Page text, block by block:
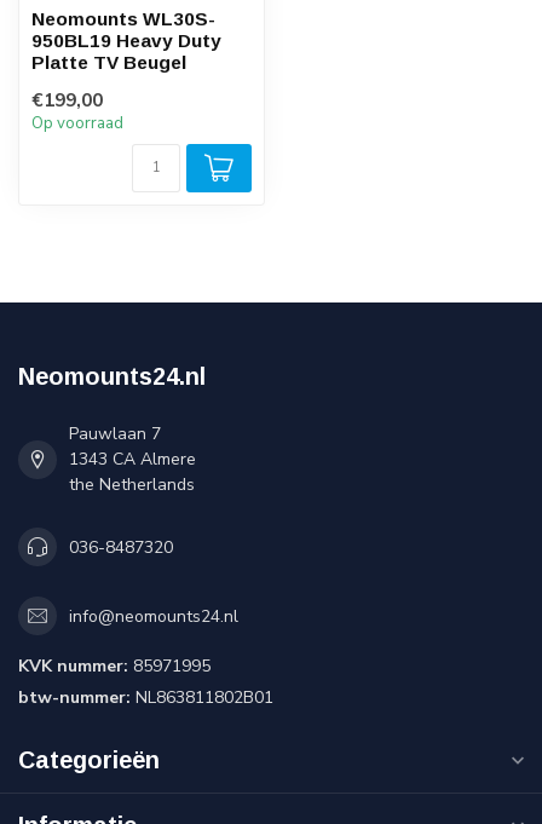
Neomounts WL30S-
950BL19 Heavy Duty
Platte TV Beugel
€199,00
Op voorraad
Neomounts24.nl
Pauwlaan 7
1343 CA Almere
the Netherlands
036-8487320
info@neomounts24.nl
KVK nummer: 85971995
btw-nummer: NL863811802B01
Categorieën